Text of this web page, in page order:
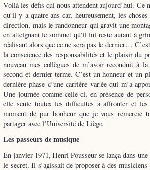
Voilà les défis qui nous attendent aujourd’hui. Ce
qu’il y a quatre ans car, heureusement, les
direction, mais le randonneur qui gravit une
en atteignant le sommet qu’il lui reste autant à
réalisant alors que ce ne sera pas le dernier…
la conscience des responsabilités et le plaisir du
nouveau mes collègues de m’avoir reconduit à
second et dernier terme. C’est un honneur et un
dernière phase d’une carrière variée qui m’a
Une journée comme celle-ci, en présence de
elle seule toutes les difficultés à affronter et les
moment de pur bonheur que je vous remercie
partager avec l’Université de Liège.
Les passeurs de musique
En janvier 1971, Henri Pousseur se lança dans
le secret. Il s’agissait de proposer à des